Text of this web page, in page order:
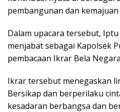
pembangunan dan kemajuan
Dalam upacara tersebut, Iptu
menjabat sebagai Kapolsek
pembacaan Ikrar Bela
Ikrar tersebut menegaskan
Bersikap dan berperilaku
kesadaran berbangsa dan